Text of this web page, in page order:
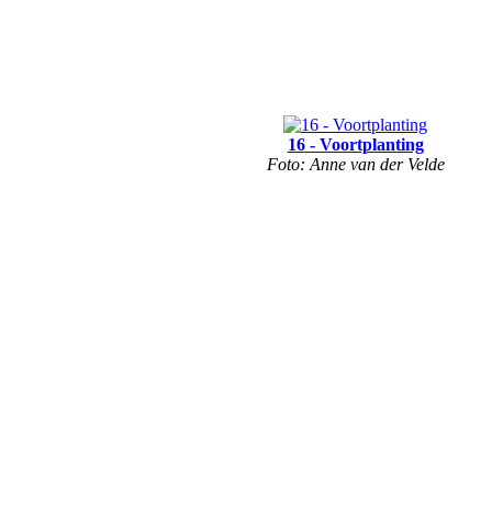
16 - Voortplanting
Foto: Anne van der Velde